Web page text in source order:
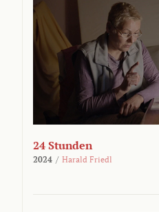
24 Stunden
2024 / Harald Friedl